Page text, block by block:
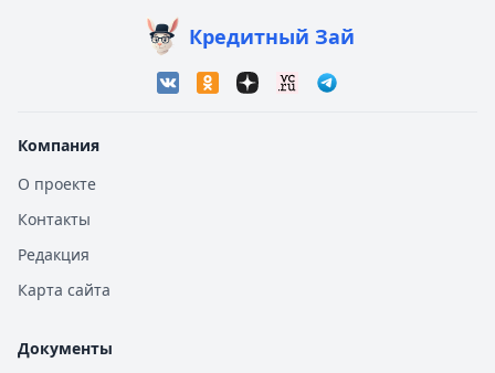
Кредитный Зай
Компания
О проекте
Контакты
Редакция
Карта сайта
Документы